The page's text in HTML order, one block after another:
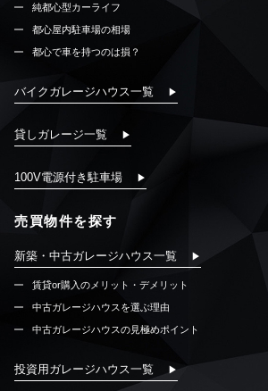
純都心型カーライフ
都心屋内駐車場の相場
都心で車を持つのは損？
バイクガレージハウス一覧
100V電源付き駐車場
貸しガレージ一覧
売買物件を探す
新築・中古ガレージハウス一覧
賃貸or購入のメリット・デメリット
中古ガレージハウスを選ぶ理由
中古ガレージハウスの見極めポイント
投資用ガレージハウス一覧